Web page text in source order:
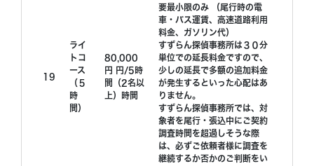
19
ライ
トコ
ース
（５
時
間）
80,000
円 円/5時
間（2名以
上）時間
要最小限のみ （尾行時の電
車・バス運賃、高速道路利用
料金、ガソリン代）
すずらん探偵事務所は３０分
単位での延長料金ですので、
少しの延長で多額の追加料金
が発生するといった心配はあ
りません。
すずらん探偵事務所では、対
象者を尾行・張込中にご契約
調査時間を超過しそうな際
は、必ずご依頼者様に調査を
継続するか否かのご判断をい